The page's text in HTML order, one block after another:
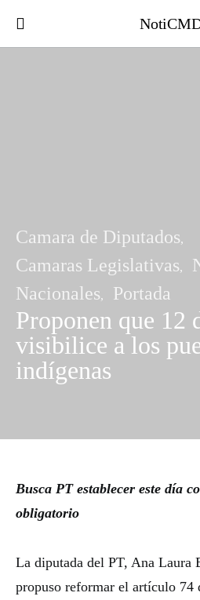
Camara de Diputados
Camaras Legislativas
Nacionales
Portada
Proponen que 12
visibilice a los
indígenas
Busca PT establecer este día
obligatorio
La diputada del PT, Ana Laura
propuso reformar el artículo 74